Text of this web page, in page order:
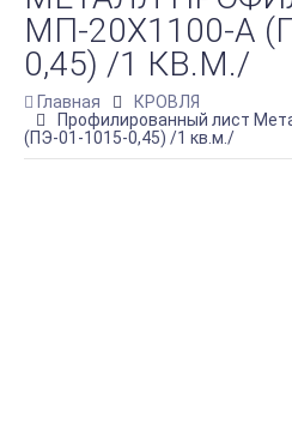
МП-20Х1100-A
0,45) /1 КВ.М./
Главная
КРОВЛЯ
Профилированный лист
(ПЭ-01-1015-0,45) /1 кв.м./